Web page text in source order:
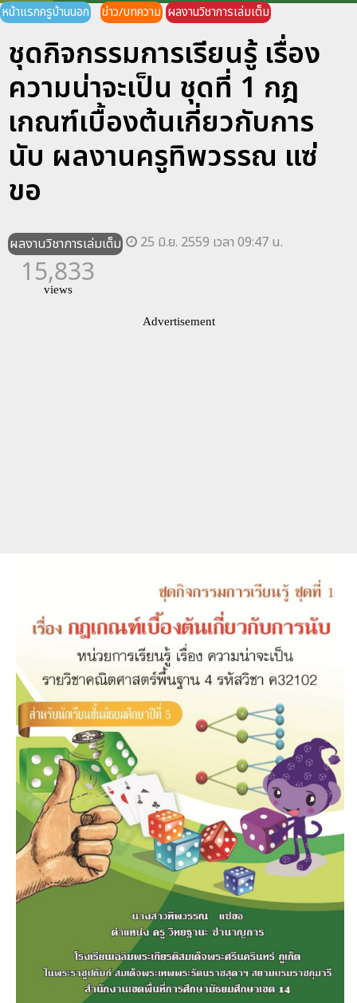
หน้าแรกครูบ้านนอก ข่าว/บทความ ผลงานวิชาการเล่มเต็ม
ชุดกิจกรรมการเรียนรู้ เรื่อง
ความน่าจะเป็น ชุดที่ 1 กฎ
เกณฑ์เบื้องต้นเกี่ยวกับการ
นับ ผลงานครูทิพวรรณ แซ่
ขอ
ผลงานวิชาการเล่มเต็ม 25 มิ.ย. 2559 เวลา 09:47 น.
15,833
views
Advertisement